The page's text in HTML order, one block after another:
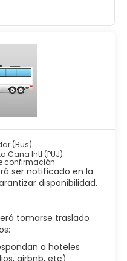
(Bus)
Cana Intl (PUJ)
confirmación
ser notificado en la
disponibilidad.
tomarse traslado
a hoteles
airbnb, etc)